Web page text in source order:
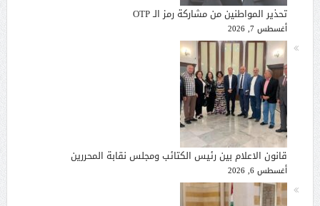
تحذير المواطنين من مشاركة رمز الـ OTP
أغسطس 7, 2026
قانون الاعلام بين رئيس الكتائب ومجلس نقابة المحررين
أغسطس 6, 2026